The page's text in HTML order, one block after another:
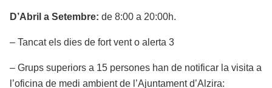
D’Abril a Setembre:de 8:00 a 20:00h.
– Tancat els dies de fort vent o alerta 3
– Grups superiors a 15 persones han de notificar la visita a
l’oficina de medi ambient de l’Ajuntament d’Alzira: